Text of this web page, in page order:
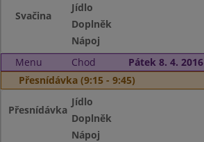
Svačina
Jídlo
Doplněk
Nápoj
Menu
Chod
Pátek 8. 4. 2016
Přesnídávka (9:15 - 9:45)
Přesnídávka
Jídlo
Doplněk
Nápoj